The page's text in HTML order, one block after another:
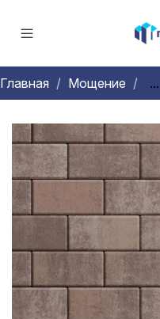
Главная Мощение ...